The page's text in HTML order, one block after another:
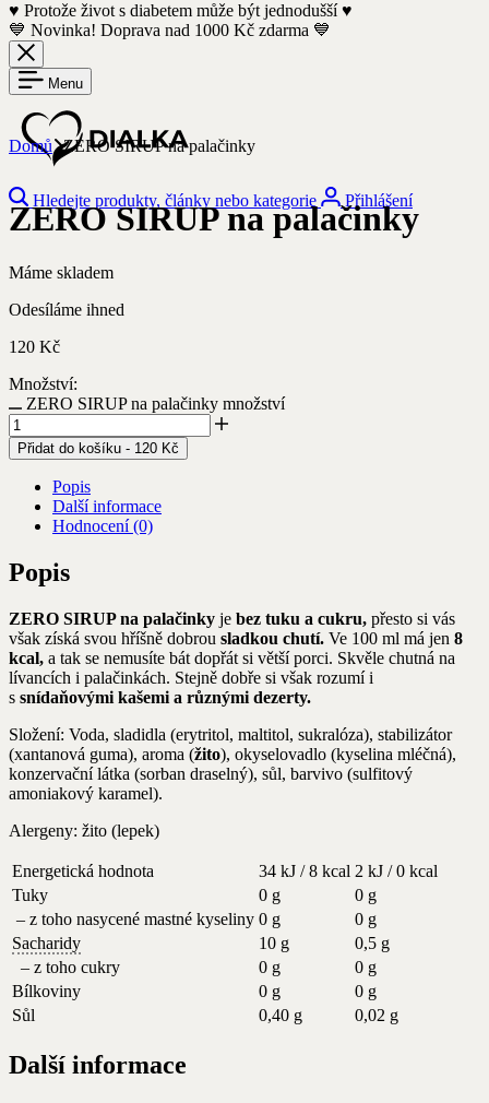
♥️ Protože život s diabetem může být jednodušší ♥️
💙 Novinka! Doprava nad 1000 Kč zdarma 💙
Menu
Hledejte produkty, články nebo kategorie Přihlášení
Domů ZERO SIRUP na palačinky
ZERO SIRUP na palačinky
Máme skladem
Odesíláme ihned
120 Kč
Množství:
ZERO SIRUP na palačinky množství
Přidat do košíku - 120 Kč
Popis
Další informace
Hodnocení (0)
Popis
ZERO SIRUP na palačinky je bez tuku a cukru, přesto si vás
však získá svou hříšně dobrou sladkou chutí. Ve 100 ml má jen 8
kcal, a tak se nemusíte bát dopřát si větší porci. Skvěle chutná na
lívancích i palačinkách. Stejně dobře si však rozumí i
s snídaňovými kašemi a různými dezerty.
Složení: Voda, sladidla (erytritol, maltitol, sukralóza), stabilizátor
(xantanová guma), aroma (žito), okyselovadlo (kyselina mléčná),
konzervační látka (sorban draselný), sůl, barvivo (sulfitový
amoniakový karamel).
Alergeny: žito (lepek)
Energetická hodnota 34 kJ / 8 kcal 2 kJ / 0 kcal
Tuky
0 g
0 g
– z toho nasycené mastné kyseliny 0 g
0 g
Sacharidy
10 g
0,5 g
– z toho cukry
0 g
0 g
Bílkoviny
0 g
0 g
Sůl
0,40 g 0,02 g
Další informace